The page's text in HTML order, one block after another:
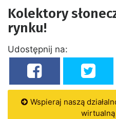
Kolektory
rynku!
Udostępnij na:
Wspieraj naszą
wirtualną